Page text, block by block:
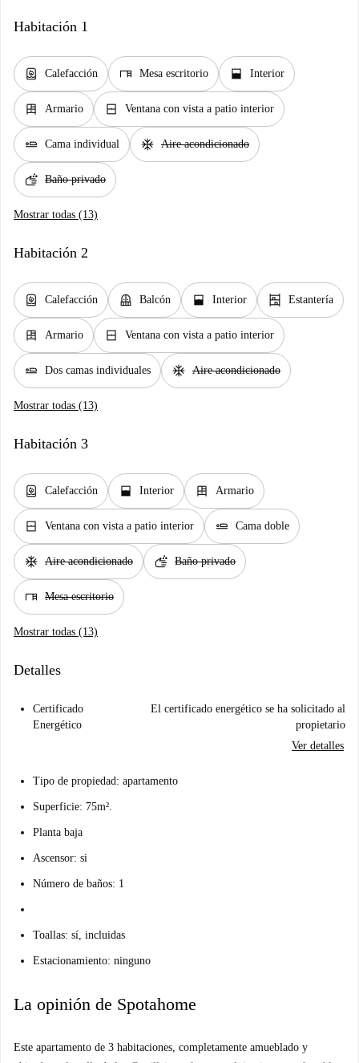
Habitación 1
water_heater Calefacción desk Mesa escritorio window_open Interior
dresser Armario window_closed Ventana con vista a patio interior
airline_seat_flat Cama individual ac_unit Aire acondicionado
soap Baño privado
Mostrar todas (13)
Habitación 2
water_heater Calefacción balcony Balcón window_open Interior shelves Estantería
dresser Armario window_closed Ventana con vista a patio interior
airline_seat_flat Dos camas individuales ac_unit Aire acondicionado
Mostrar todas (13)
Habitación 3
water_heater Calefacción window_open Interior dresser Armario
window_closed Ventana con vista a patio interior airline_seat_flat Cama doble
ac_unit Aire acondicionado soap Baño privado
desk Mesa escritorio
Mostrar todas (13)
Detalles
Certificado
Energético
El certificado energético se ha solicitado al
propietario
Ver detalles
Tipo de propiedad: apartamento
Superficie: 75m².
Planta baja
Ascensor: si
Número de baños: 1
Toallas: sí, incluidas
Estacionamiento: ninguno
La opinión de Spotahome
Este apartamento de 3 habitaciones, completamente amueblado y